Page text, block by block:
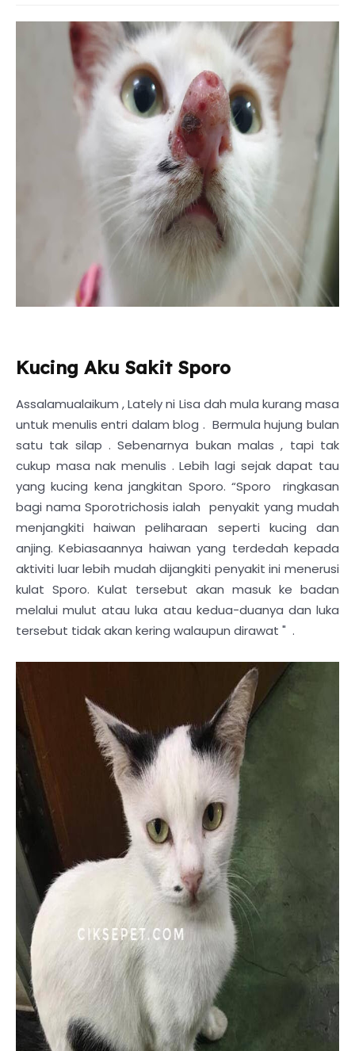
Kucing Aku Sakit Sporo
Assalamualaikum , Lately ni Lisa dah mula kurang masa
untuk menulis entri dalam blog . Bermula hujung bulan
satu tak silap . Sebenarnya bukan malas , tapi tak
cukup masa nak menulis . Lebih lagi sejak dapat tau
yang kucing kena jangkitan Sporo. “Sporo ringkasan
bagi nama Sporotrichosis ialah penyakit yang mudah
menjangkiti haiwan peliharaan seperti kucing dan
anjing. Kebiasaannya haiwan yang terdedah kepada
aktiviti luar lebih mudah dijangkiti penyakit ini menerusi
kulat Sporo. Kulat tersebut akan masuk ke badan
melalui mulut atau luka atau kedua-duanya dan luka
tersebut tidak akan kering walaupun dirawat " .